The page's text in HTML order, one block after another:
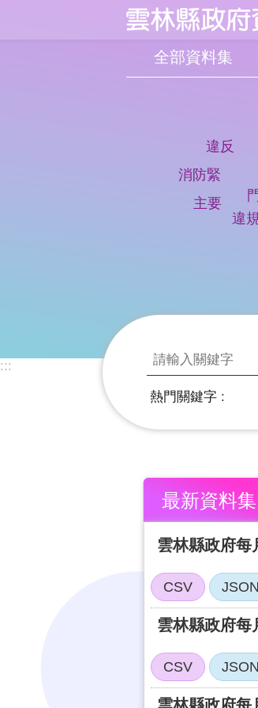
:::
全部資料集
違
主要
消防緊
違反
:::
熱門關鍵字
最新資料集
CSV JSON
CSV JSON